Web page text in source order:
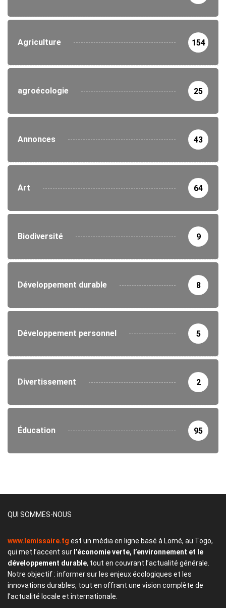
Agriculture 154
agroécologie 25
Annonces 43
Art 64
Biodiversité 9
Développement durable 8
Développement personnel 5
Divertissement 2
Éducation 95
QUI SOMMES-NOUS
www.lemissaire.tg est un média en ligne basé à Lomé, au Togo,
qui met l’accent sur l’économie verte, l’environnement et le
développement durable, tout en couvrant l’actualité générale.
Notre objectif : informer sur les enjeux écologiques et les
innovations durables, tout en offrant une vision complète de
l’actualité locale et internationale.